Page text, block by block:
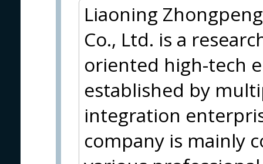
Liaoning
Co., Ltd. is a
oriented high-tech
established by
integration
company is mainly